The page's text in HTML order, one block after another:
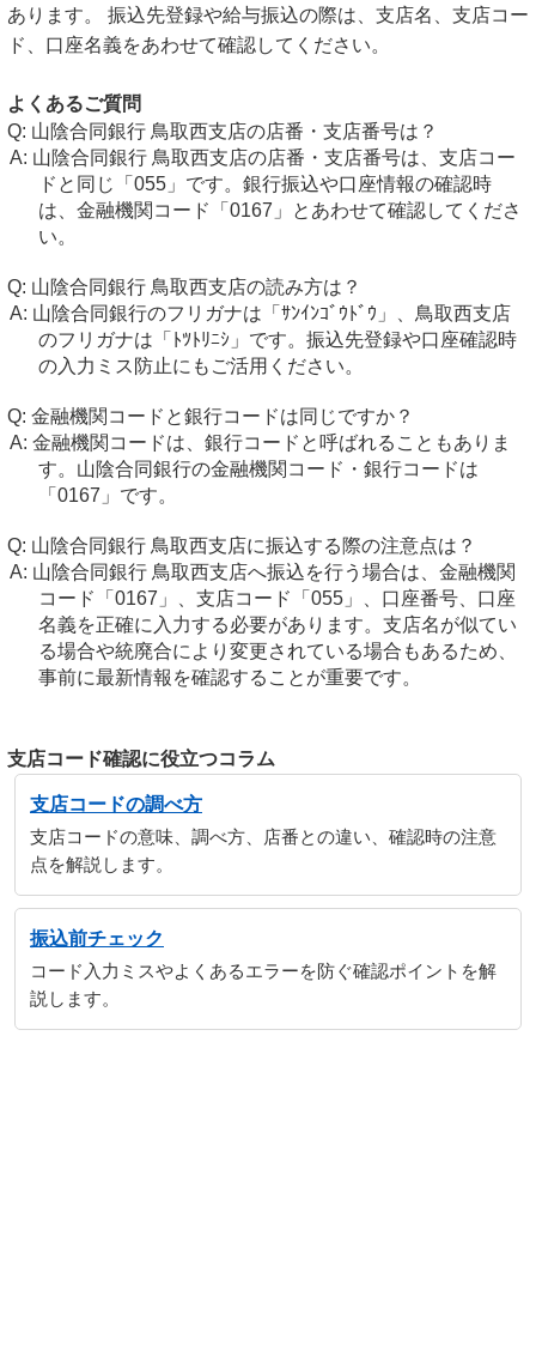
あります。 振込先登録や給与振込の際は、支店名、支店コー
ド、口座名義をあわせて確認してください。
よくあるご質問
山陰合同銀行 鳥取西支店の店番・支店番号は？
山陰合同銀行 鳥取西支店の店番・支店番号は、支店コー
ドと同じ「055」です。銀行振込や口座情報の確認時
は、金融機関コード「0167」とあわせて確認してくださ
い。
山陰合同銀行 鳥取西支店の読み方は？
山陰合同銀行のフリガナは「ｻﾝｲﾝｺﾞｳﾄﾞｳ」、鳥取西支店
のフリガナは「ﾄﾂﾄﾘﾆｼ」です。振込先登録や口座確認時
の入力ミス防止にもご活用ください。
金融機関コードと銀行コードは同じですか？
金融機関コードは、銀行コードと呼ばれることもありま
す。山陰合同銀行の金融機関コード・銀行コードは
「0167」です。
山陰合同銀行 鳥取西支店に振込する際の注意点は？
山陰合同銀行 鳥取西支店へ振込を行う場合は、金融機関
コード「0167」、支店コード「055」、口座番号、口座
名義を正確に入力する必要があります。支店名が似てい
る場合や統廃合により変更されている場合もあるため、
事前に最新情報を確認することが重要です。
支店コード確認に役立つコラム
支店コードの調べ方
支店コードの意味、調べ方、店番との違い、確認時の注意
点を解説します。
振込前チェック
コード入力ミスやよくあるエラーを防ぐ確認ポイントを解
説します。